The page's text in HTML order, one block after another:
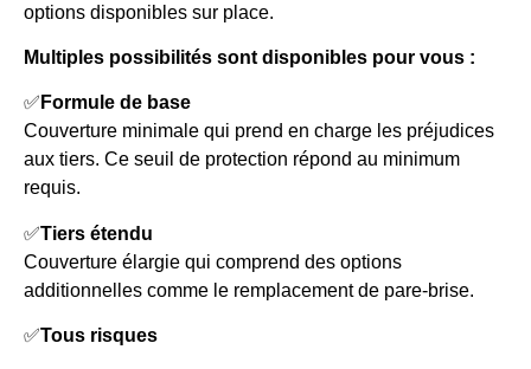
options disponibles sur place.
Multiples possibilités sont disponibles pour vous :
✅ Formule de base
Couverture minimale qui prend en charge les préjudices
aux tiers. Ce seuil de protection répond au minimum
requis.
✅Tiers étendu
Couverture élargie qui comprend des options
additionnelles comme le remplacement de pare-brise.
✅Tous risques